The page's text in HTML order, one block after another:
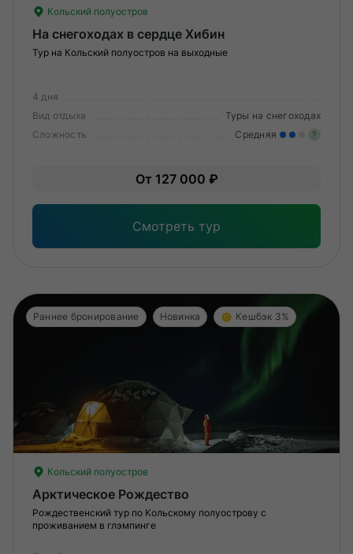
Кольский полуостров
На снегоходах в сердце Хибин
Тур на Кольский полуостров на выходные
4 дня
Вид отдыха
Туры на снегоходах
Сложность
Средняя ?
От 127 000 ₽
Смотреть тур
Раннее бронирование Новинка Кешбэк 3%
Кольский полуостров
Арктическое Рождество
Рождественский тур по Кольскому полуострову с
проживанием в глэмпинге